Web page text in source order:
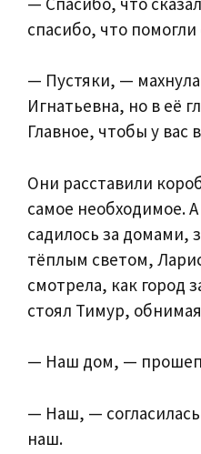
спасибо, что
— Пустяки, —
Игнатьевна, но в её
Главное, чтобы у вас
Они расставили
самое необходимое.
садилось за домами,
тёплым светом,
смотрела, как город
стоял Тимур,
— Наш дом, —
— Наш, —
наш.